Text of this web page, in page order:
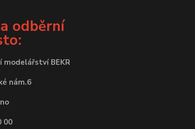
odběrní
modelářství BEKR
nám.6
00